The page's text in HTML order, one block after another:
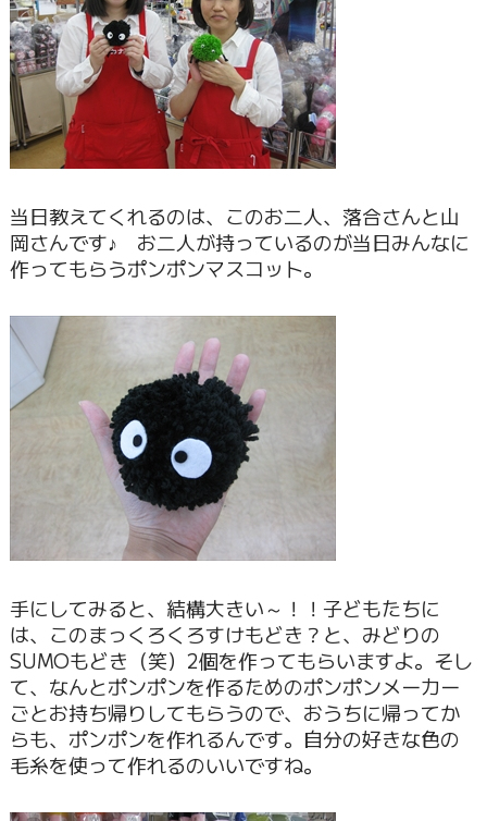
当日教えてくれるのは、このお二人、落合さんと山
岡さんです♪ お二人が持っているのが当日みんなに
作ってもらうポンポンマスコット。
手にしてみると、結構大きい～！！子どもたちに
は、このまっくろくろすけもどき？と、みどりの
SUMOもどき（笑）2個を作ってもらいますよ。そし
て、なんとポンポンを作るためのポンポンメーカー
ごとお持ち帰りしてもらうので、おうちに帰ってか
らも、ポンポンを作れるんです。自分の好きな色の
毛糸を使って作れるのいいですね。